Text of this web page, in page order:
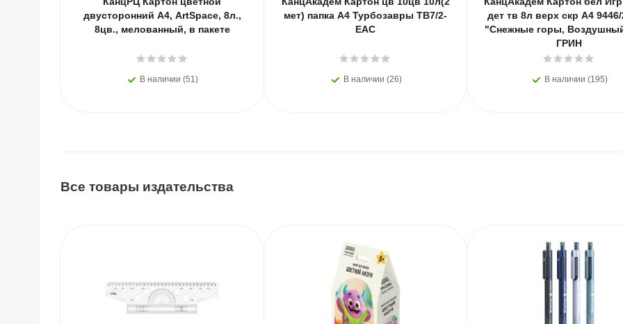
двусторонний A4, ArtSpace, 8л.,
8цв., мелованный, в пакете
В наличии (51)
мет) папка А4 Турбозавры TB7/2-
EAC
В наличии (26)
дет тв 8л верх скр А4 9446/
"Снежные горы,
ГРИН
В наличии (195)
Все товары издательства